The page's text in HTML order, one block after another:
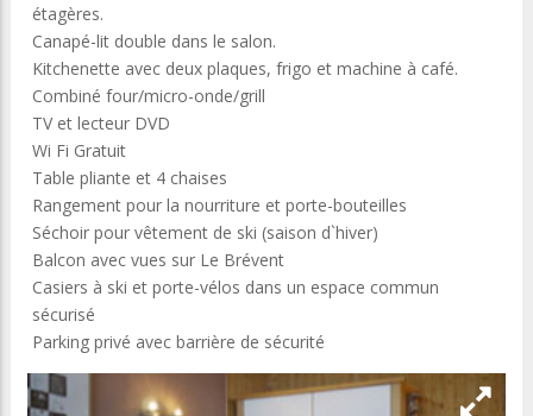
étagères.
Canapé-lit double dans le salon.
Kitchenette avec deux plaques, frigo et machine à café.
Combiné four/micro-onde/grill
TV et lecteur DVD
Wi Fi Gratuit
Table pliante et 4 chaises
Rangement pour la nourriture et porte-bouteilles
Séchoir pour vêtement de ski (saison d`hiver)
Balcon avec vues sur Le Brévent
Casiers à ski et porte-vélos dans un espace commun
sécurisé
Parking privé avec barrière de sécurité